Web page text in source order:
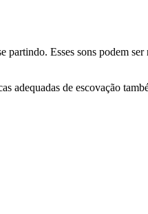
partindo. Esses sons podem
de escovação